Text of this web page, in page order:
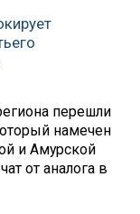
перешли
намечен
и Амурской
от аналога в